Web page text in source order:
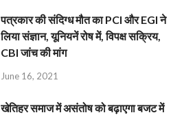
पत्रकार की संदिग्ध मौत का PCI और EGI ने
लिया संज्ञान, यूनियनें रोष में, विपक्ष सक्रिय,
CBI जांच की मांग
June 16, 2021
खेतिहर समाज में असंतोष को बढ़ाएगा बजट में